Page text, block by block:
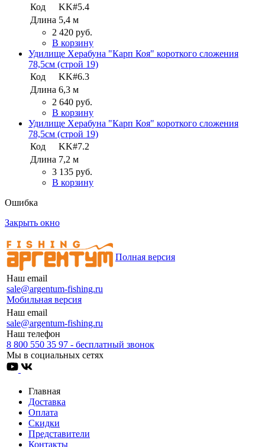
Код
KK#5.4
Длина 5,4 м
2 420 руб.
В корзину
Удилище Херабуна "Карп Коя" короткого сложения
78,5см (строй 19)
Код
KK#6.3
Длина 6,3 м
2 640 руб.
В корзину
Удилище Херабуна "Карп Коя" короткого сложения
78,5см (строй 19)
Код
KK#7.2
Длина 7,2 м
3 135 руб.
В корзину
Ошибка
Закрыть окно
Наш email
sale@argentum-fishing.ru
Мобильная версия
Полная версия
Наш email
sale@argentum-fishing.ru
Наш телефон
8 800 550 35 97 - бесплатный звонок
Мы в социальных сетях
Главная
Доставка
Оплата
Скидки
Представители
Контакты